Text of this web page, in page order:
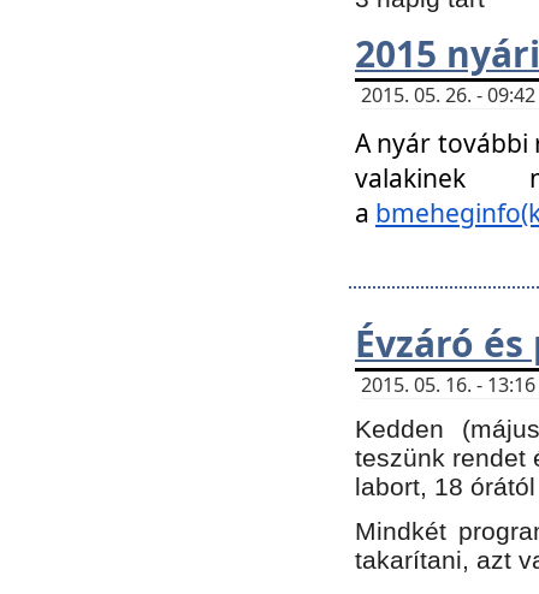
2015
2015. 05. 26. -
A nyár további
a
Évzáró
2015. 05. 16. -
Kedden
teszünk rendet
labort, 18
Mindkét
takarítani, azt